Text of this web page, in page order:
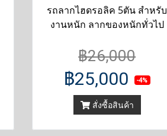
รถลากไฮดรอลิค 5ตัน สำหรับ
งานหนัก ลากของหนักทั่วไป
฿26,000
฿25,000 -4%
สั่งซื้อสินค้า